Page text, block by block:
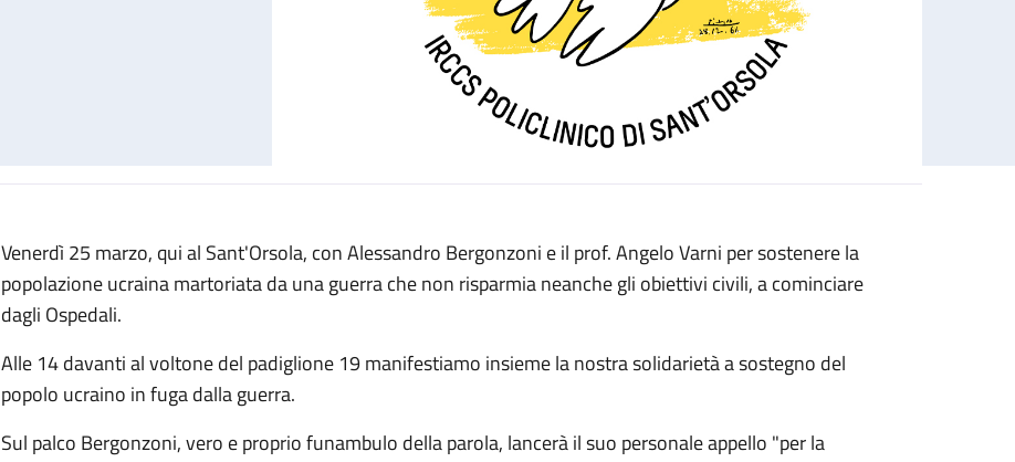
Venerdì 25 marzo, qui al Sant'Orsola, con Alessandro Bergonzoni e il prof. Angelo Varni per sostenere la
popolazione ucraina martoriata da una guerra che non risparmia neanche gli obiettivi civili, a cominciare
dagli Ospedali.
Alle 14 davanti al voltone del padiglione 19 manifestiamo insieme la nostra solidarietà a sostegno del
popolo ucraino in fuga dalla guerra.
Sul palco Bergonzoni, vero e proprio funambulo della parola, lancerà il suo personale appello "per la